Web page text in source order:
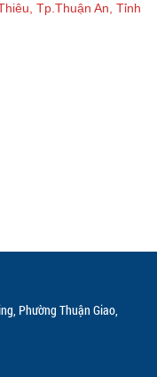
Tp.Thuận An, Tỉnh
Phường Thuận Giao,